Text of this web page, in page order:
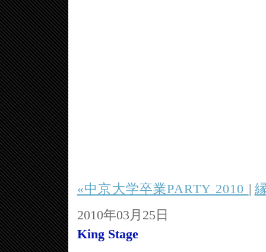
«中京大学卒業PARTY 2010 |
2010年03月25日
King Stage